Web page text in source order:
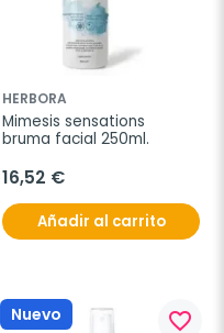
HERBORA
Mimesis sensations
bruma facial 250ml.
16,52 €
Añadir al carrito
Nuevo favorite_border